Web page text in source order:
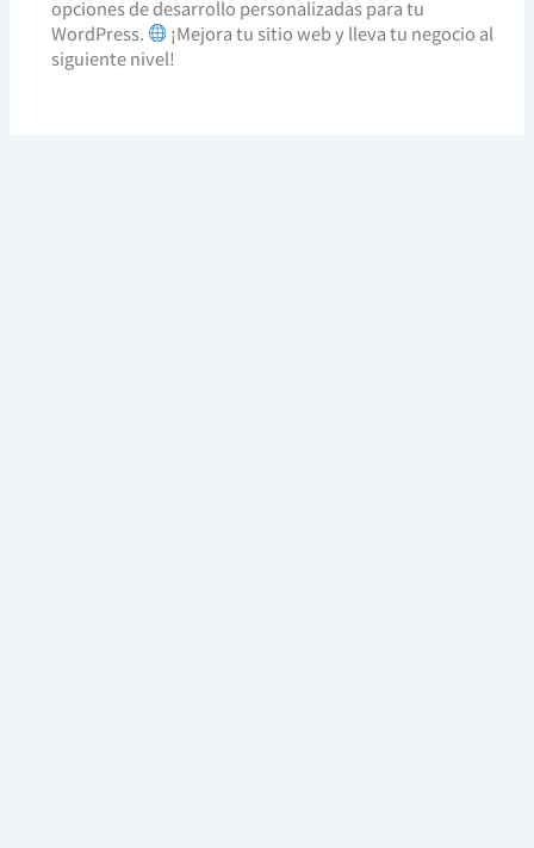
opciones de desarrollo personalizadas para tu
WordPress.
¡Mejora tu sitio web y lleva tu negocio al
siguiente nivel!